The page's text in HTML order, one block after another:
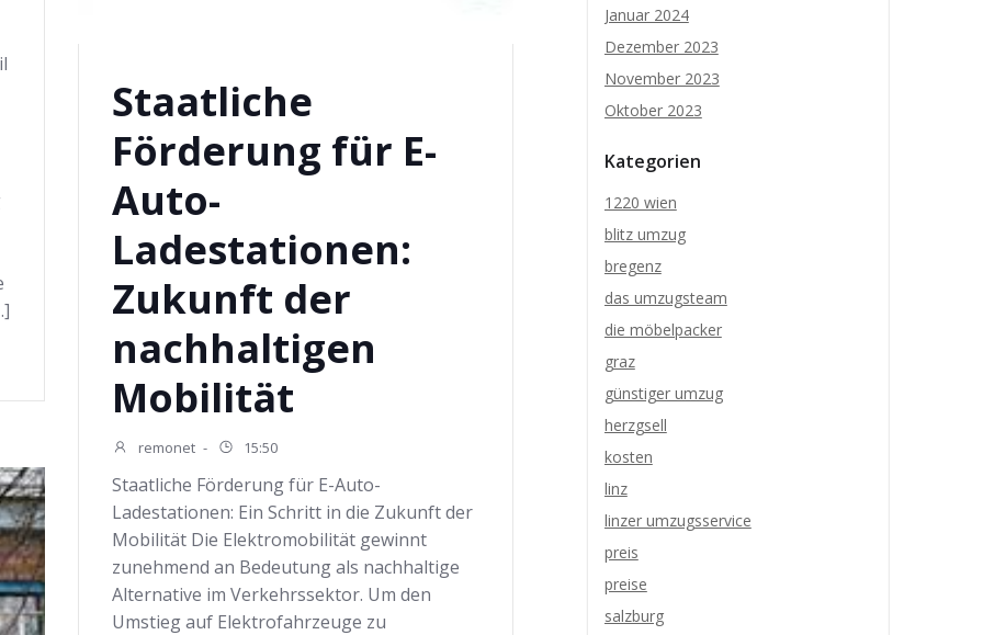
Staatliche
Förderung für E-
Auto-
Ladestationen:
Zukunft der
nachhaltigen
Mobilität
remonet - 15:50
Staatliche Förderung für E-Auto-
Ladestationen: Ein Schritt in die Zukunft der
Mobilität Die Elektromobilität gewinnt
zunehmend an Bedeutung als nachhaltige
Alternative im Verkehrssektor. Um den
Umstieg auf Elektrofahrzeuge zu
Januar 2024
Dezember 2023
November 2023
Oktober 2023
Kategorien
1220 wien
blitz umzug
bregenz
das umzugsteam
die möbelpacker
graz
günstiger umzug
herzgsell
kosten
linz
linzer umzugsservice
preis
preise
salzburg